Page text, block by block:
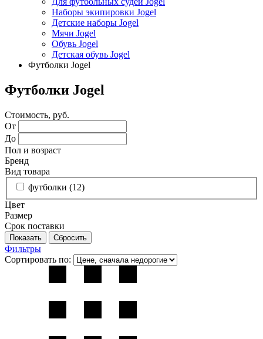
Наборы экипировки Jogel
Детские наборы Jogel
Мячи Jogel
Обувь Jogel
Детская обувь Jogel
Футболки Jogel
Футболки Jogel
Стоимость, руб.
От
До
Пол и возраст
Бренд
Вид товара
футболки (12)
Цвет
Размер
Срок поставки
Фильтры
Сортировать по: